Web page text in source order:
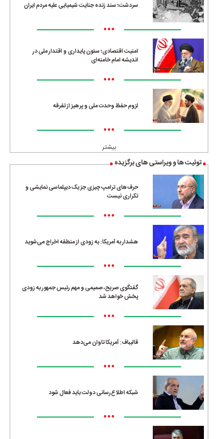
سردشت؛ سند زنده جنایت شیمیایی علیه مردم ایران
•••
امنیت اقتصادی؛ ستون پایداری و اقتدار ملی در
اندیشه امام خامنه‌ای
•••
لزوم حفظ وحدت ملی و پرهیز از تفرقه
•••
بیشتر
توئیت ها و ویراستی های برگزیده
حرف‌های ترامپ چیزی جز یک دیپلماسی نمایشی و
تکراری نیست
•••
هشدار به آمریکا: به زودی از منطقه اخراج می‌شوید
•••
گفتگوی صریح، صمیمی و مهم رئیس جمهور به زودی
پخش خواهد شد
•••
قالیباف: آمریکا تاوان می‌دهد
•••
شبکه اطلاع‌رسانی دولت باید فعال شود
•••